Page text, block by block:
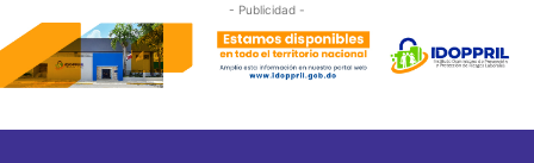
- Publicidad -